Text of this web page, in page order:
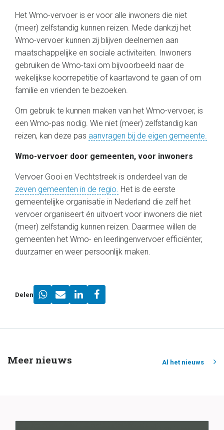
Het Wmo-vervoer is er voor alle inwoners die niet
(meer) zelfstandig kunnen reizen. Mede dankzij het
Wmo-vervoer kunnen zij blijven deelnemen aan
maatschappelijke en sociale activiteiten. Inwoners
gebruiken de Wmo-taxi om bijvoorbeeld naar de
wekelijkse koorrepetitie of kaartavond te gaan of om
familie en vrienden te bezoeken.
Om gebruik te kunnen maken van het Wmo-vervoer, is
een Wmo-pas nodig. Wie niet (meer) zelfstandig kan
reizen, kan deze pas aanvragen bij de eigen gemeente.
Wmo-vervoer door gemeenten, voor inwoners
Vervoer Gooi en Vechtstreek is onderdeel van de
zeven gemeenten in de regio. Het is de eerste
gemeentelijke organisatie in Nederland die zelf het
vervoer organiseert én uitvoert voor inwoners die niet
(meer) zelfstandig kunnen reizen. Daarmee willen de
gemeenten het Wmo- en leerlingenvervoer efficiënter,
duurzamer en weer persoonlijk maken.
Delen
Meer nieuws Al het nieuws